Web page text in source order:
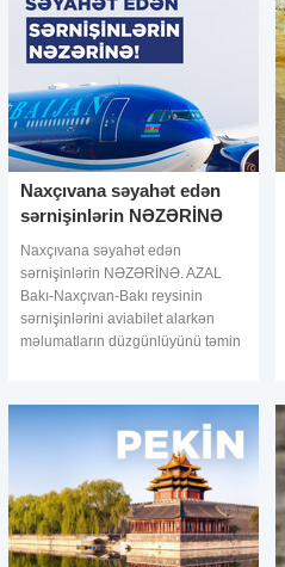
Naxçıvana səyahət edən
sərnişinlərin NƏZƏRİNƏ
Naxçıvana səyahət edən
sərnişinlərin NƏZƏRİNƏ. AZAL
Bakı-Naxçıvan-Bakı reysinin
sərnişinlərini aviabilet alarkən
məlumatların düzgünlüyünü təmin
nin Mətbua